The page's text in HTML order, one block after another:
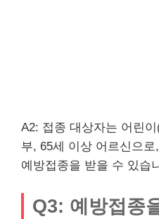
A2: 접종 대상자는 어린
부, 65세 이상 어르신으
예방접종을 받을 수 있습
Q3: 예방접종